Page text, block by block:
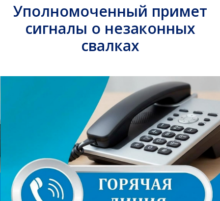
Уполномоченный примет
сигналы о незаконных
свалках